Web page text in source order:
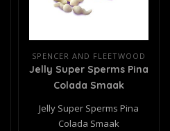
SPENCER AND FLEETWOOD
Jelly Super Sperms Pina
Colada Smaak
Jelly Super Sperms Pina
Colada Smaak